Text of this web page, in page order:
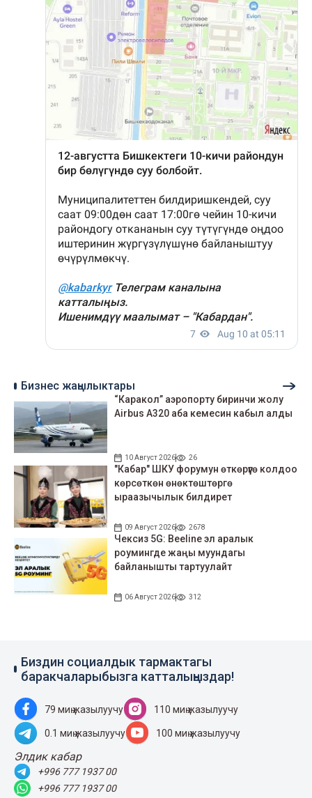
Бизнес жаңылыктары
“Каракол” аэропорту биринчи жолу
Airbus A320 аба кемесин кабыл алды
10 Август 2026 26
"Кабар" ШКУ форумун өткөрүүгө колдоо
көрсөткөн өнөктөштөргө
ыраазычылык билдирет
09 Август 2026 2678
Чексиз 5G: Beeline эл аралык
роумингде жаңы муундагы
байланышты тартуулайт
06 Август 2026 312
Биздин социалдык тармактагы
баракчаларыбызга катталыңыздар!
79 миң жазылуучу 110 миң жазылуучу
0.1 миң жазылуучу 100 миң жазылуучу
Элдик кабар
+996 777 1937 00
+996 777 1937 00